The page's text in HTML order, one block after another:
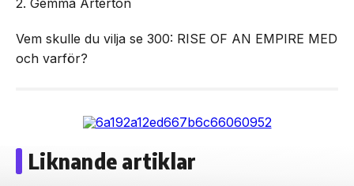
Vem skulle du vilja se 300: RISE OF AN EMPIRE MED
och varför?
Liknande artiklar